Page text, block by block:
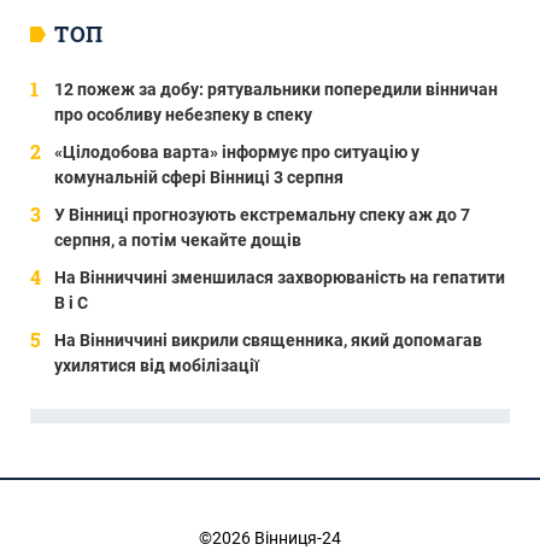
ТОП
12 пожеж за добу: рятувальники попередили вінничан
про особливу небезпеку в спеку
«Цілодобова варта» інформує про ситуацію у
комунальній сфері Вінниці 3 серпня
У Вінниці прогнозують екстремальну спеку аж до 7
серпня, а потім чекайте дощів
На Вінниччині зменшилася захворюваність на гепатити
В і С
На Вінниччині викрили священника, який допомагав
ухилятися від мобілізації
©2026 Вінниця-24